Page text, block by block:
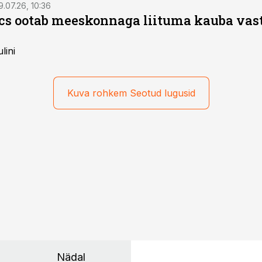
10:36
ootab meeskonnaga liituma kauba
Kuva rohkem Seotud lugusid
Nädal